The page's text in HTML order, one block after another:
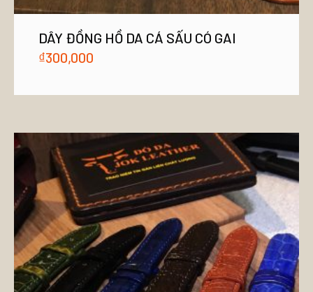
DÂY ĐỒNG HỒ DA CÁ SẤU CÓ GAI
₫300,000